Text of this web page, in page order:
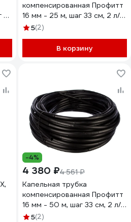
компенсированная Профитт
16 мм - 25 м, шаг 33 см, 2 л/ч
0342931-RCS
5(2)
В корзину
-4%
4 380 ₽4 561 ₽
Капельная трубка
компенсированная Профитт
16 мм - 50 м, шаг 33 см, 2 л/ч
0342948-RCS
5(2)